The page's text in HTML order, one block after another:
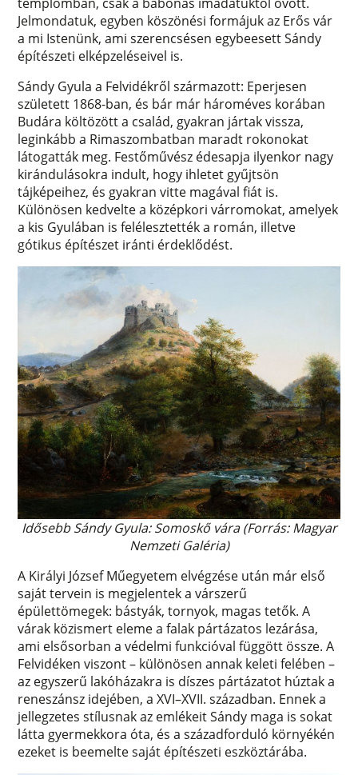
Jelmondatuk, egyben köszönési formájuk az Erős vár
a mi Istenünk, ami szerencsésen egybeesett Sándy
építészeti elképzeléseivel is.
Sándy Gyula a Felvidékről származott: Eperjesen
született 1868-ban, és bár már hároméves korában
Budára költözött a család, gyakran jártak vissza,
leginkább a Rimaszombatban maradt rokonokat
látogatták meg. Festőművész édesapja ilyenkor nagy
kirándulásokra indult, hogy ihletet gyűjtsön
tájképeihez, és gyakran vitte magával fiát is.
Különösen kedvelte a középkori várromokat, amelyek
a kis Gyulában is felélesztették a román, illetve
gótikus építészet iránti érdeklődést.
Idősebb Sándy Gyula: Somoskő vára (Forrás: Magyar
Nemzeti Galéria)
A Királyi József Műegyetem elvégzése után már első
saját tervein is megjelentek a várszerű
épülettömegek: bástyák, tornyok, magas tetők. A
várak közismert eleme a falak pártázatos lezárása,
ami elsősorban a védelmi funkcióval függött össze. A
Felvidéken viszont – különösen annak keleti felében –
az egyszerű lakóházakra is díszes pártázatot húztak a
reneszánsz idejében, a XVI–XVII. században. Ennek a
jellegzetes stílusnak az emlékeit Sándy maga is sokat
látta gyermekkora óta, és a századforduló környékén
ezeket is beemelte saját építészeti eszköztárába.